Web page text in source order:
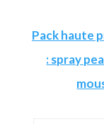
Pack haute
: spray